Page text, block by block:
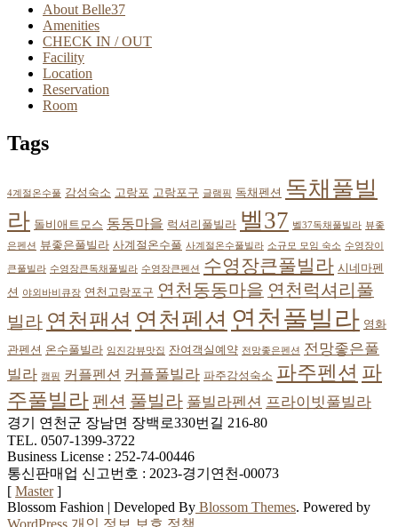
About Belle37
Amenities
CHECK IN / OUT
Facility
Location
Reservation
Room
Tags
4계절온수풀 감성숙소 고랑포 고랑포구 글램핑 독채펜션 독채풀빌
라 돌비애트모스 동동마을 럭셔리풀빌라 벨37 벨37독채풀빌라 뷰좋
은펜션 뷰좋은풀빌라 사계절온수풀 사계절온수풀빌라 소규모 모임 숙소 수영장이
큰풀빌라 수영장큰독채풀빌라 수영장큰펜션 수영장큰풀빌라 시네마펜
션
야외바비큐장 연천고랑포구 연천동동마을 연천럭셔리풀
빌라 연천팬션 연천펜션 연천풀빌라 영화
관펜션 온수풀빌라 임진강뷰맛집 잔여객실예약 전망좋은펜션
전망좋은풀
빌라 캠핑 커플펜션 커플풀빌라 파주감성숙소 파주펜션 파
주풀빌라 펜션 풀빌라 풀빌라펜션 프라이빗풀빌라
경기 연천군 장남면 장백로330번길 216-80
TEL. 0507-1399-3722
Business License : 252-74-00446
통신판매업 신고번호 : 2023-경기연천-00073
[ Master]
Blossom Fashion | Developed By Blossom Themes. Powered by
WordPress 개인 정보 보호 정책